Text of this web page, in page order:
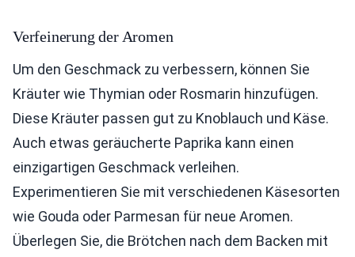
Verfeinerung der Aromen
Um den Geschmack zu verbessern, können Sie
Kräuter wie Thymian oder Rosmarin hinzufügen.
Diese Kräuter passen gut zu Knoblauch und Käse.
Auch etwas geräucherte Paprika kann einen
einzigartigen Geschmack verleihen.
Experimentieren Sie mit verschiedenen Käsesorten
wie Gouda oder Parmesan für neue Aromen.
Überlegen Sie, die Brötchen nach dem Backen mit